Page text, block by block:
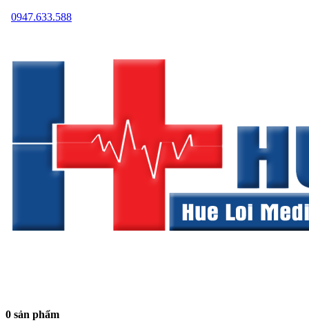
0947.633.588
0 sản phẩm